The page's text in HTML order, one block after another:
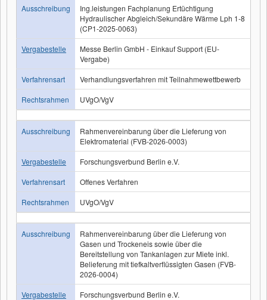
Ausschreibung
Ing.leistungen Fachplanung Ertüchtigung
Hydraulischer Abgleich/Sekundäre Wärme Lph 1-8
(CP1-2025-0063)
Vergabestelle
Messe Berlin GmbH - Einkauf Support (EU-
Vergabe)
Verfahrensart
Verhandlungsverfahren mit Teilnahmewettbewerb
Rechtsrahmen
UVgO/VgV
Ausschreibung
Rahmenvereinbarung über die Lieferung von
Elektromaterial (FVB-2026-0003)
Vergabestelle
Forschungsverbund Berlin e.V.
Verfahrensart
Offenes Verfahren
Rechtsrahmen
UVgO/VgV
Ausschreibung
Rahmenvereinbarung über die Lieferung von
Gasen und Trockeneis sowie über die
Bereitstellung von Tankanlagen zur Miete inkl.
Belieferung mit tiefkaltverflüssigten Gasen (FVB-
2026-0004)
Vergabestelle
Forschungsverbund Berlin e.V.